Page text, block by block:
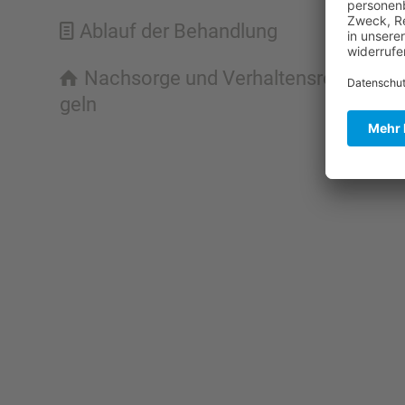
Ablauf der Behand­lung
Nachsorge und Verhal­tens­re­
geln